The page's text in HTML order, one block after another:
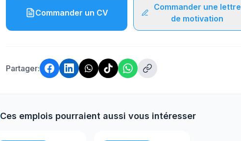
Commander un CV
Commander une lettre
de motivation
Partager:
Ces emplois pourraient aussi vous intéresser